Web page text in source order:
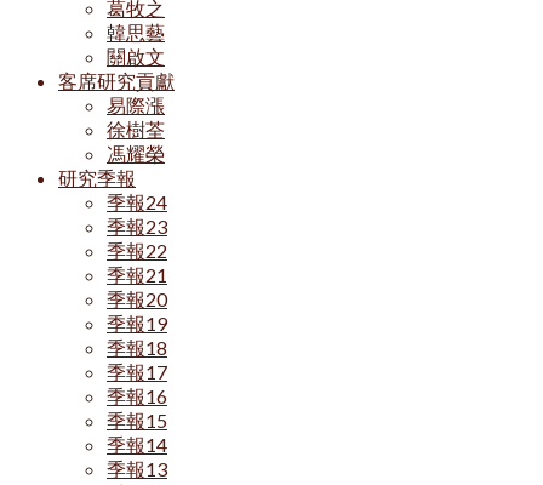
葛牧之
韓思藝
關啟文
客席研究貢獻
易際漲
徐樹荃
馮耀榮
研究季報
季報24
季報23
季報22
季報21
季報20
季報19
季報18
季報17
季報16
季報15
季報14
季報13